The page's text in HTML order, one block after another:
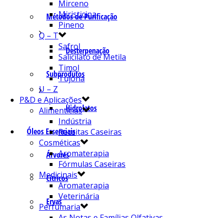
Métodos de Purificação
Desterpenação
Subprodutos
Hidrolatos
Óleos Essenciais
Árvores
Cítricos
Ervas
Mirceno
Miristicina
Pineno
Q – T
Safrol
Salicilato de Metila
Timol
Tujona
U – Z
P&D e Aplicações
Alimentícias
Indústria
Receitas Caseiras
Cosméticas
Aromaterapia
Fórmulas Caseiras
Medicinais
Aromaterapia
Veterinária
Perfumaria